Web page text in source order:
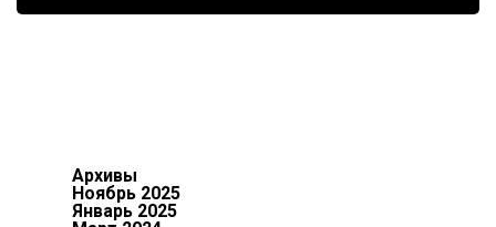
Архивы
Ноябрь 2025
Январь 2025